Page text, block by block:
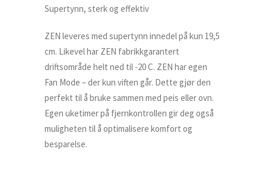
Supertynn, sterk og effektiv
ZEN leveres med supertynn innedel på kun 19,5
cm. Likevel har ZEN fabrikkgarantert
driftsområde helt ned til -20 C. ZEN har egen
Fan Mode – der kun viften går. Dette gjør den
perfekt til å bruke sammen med peis eller ovn.
Egen uketimer på fjernkontrollen gir deg også
muligheten til å optimalisere komfort og
besparelse.